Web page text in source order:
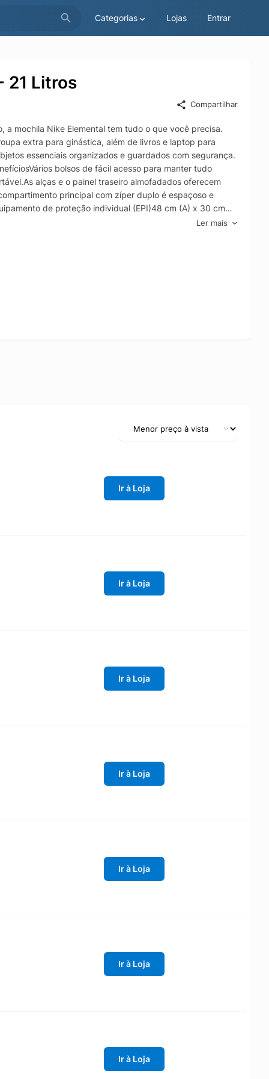
Categorias Lojas Entrar
21 Litros
Compartilhar
a mochila Nike Elemental tem tudo o que você precisa.
extra para ginástica, além de livros e laptop para
essenciais organizados e guardados com segurança.
bolsos de fácil acesso para manter tudo
alças e o painel traseiro almofadados oferecem
principal com zíper duplo é espaçoso e
de proteção individual (EPI)48 cm (A) x 30 cm
Ler mais
Ir à Loja
Ir à Loja
Ir à Loja
Ir à Loja
Ir à Loja
Ir à Loja
Ir à Loja